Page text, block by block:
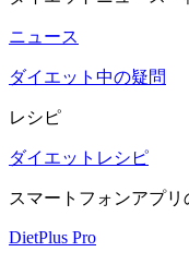
ニュース
ダイエット中の疑問
レシピ
ダイエットレシピ
スマートフォンアプリ
DietPlus Pro